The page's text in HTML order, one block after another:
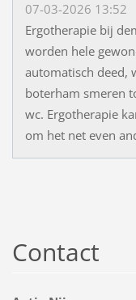
07-03-2026 13:52
Ergotherapie bij
worden hele
automatisch deed,
boterham smeren
wc. Ergotherapie
om het net even
Contact